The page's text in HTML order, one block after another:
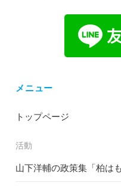
メニュー
トップページ
活動
山下洋輔の政策集「柏は